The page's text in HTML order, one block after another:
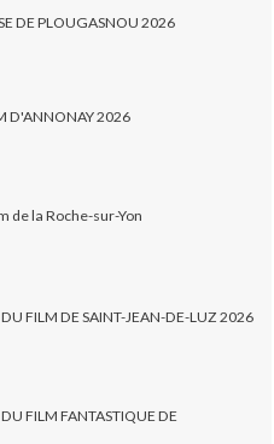
DE PLOUGASNOU 2026
D'ANNONAY 2026
de la Roche-sur-Yon
FILM DE SAINT-JEAN-DE-LUZ 2026
FILM FANTASTIQUE DE